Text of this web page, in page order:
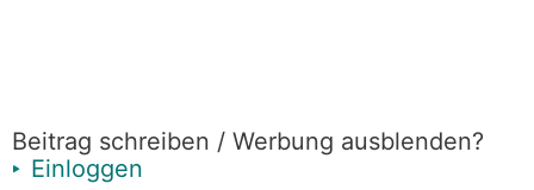
Beitrag schreiben / Werbung ausblenden?
Einloggen